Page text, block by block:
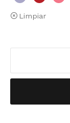
Limpiar